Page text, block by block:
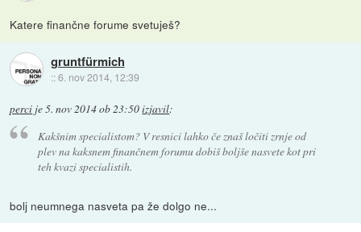
Katere finančne forume svetuješ?
gruntfürmich
::6. nov 2014, 12:39
perci je5. nov 2014 ob 23:50izjavil:
Kakšnim specialistom? V resnici lahko če znaš ločiti zrnje od
plev na kaksnem finančnem forumu dobiš boljše nasvete kot pri
teh kvazi specialistih.
bolj neumnega nasveta pa že dolgo ne...